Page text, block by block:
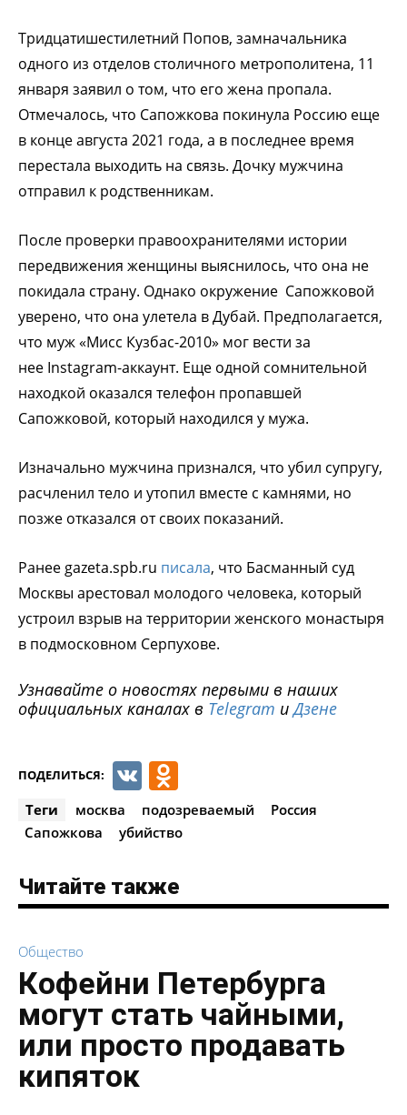
Тридцатишестилетний Попов, замначальника
одного из отделов столичного метрополитена, 11
января заявил о том, что его жена пропала.
Отмечалось, что Сапожкова покинула Россию еще
в конце августа 2021 года, а в последнее время
перестала выходить на связь. Дочку мужчина
отправил к родственникам.
После проверки правоохранителями истории
передвижения женщины выяснилось, что она не
покидала страну. Однако окружение Сапожковой
уверено, что она улетела в Дубай. Предполагается,
что муж «Мисс Кузбас-2010» мог вести за
нее Instagram-аккаунт. Еще одной сомнительной
находкой оказался телефон пропавшей
Сапожковой, который находился у мужа.
Изначально мужчина признался, что убил супругу,
расчленил тело и утопил вместе с камнями, но
позже отказался от своих показаний.
Ранее gazeta.spb.ru писала, что Басманный суд
Москвы арестовал молодого человека, который
устроил взрыв на территории женского монастыря
в подмосковном Серпухове.
Узнавайте о новостях первыми в наших
официальных каналах в Telegram иДзене
ПОДЕЛИТЬСЯ: VK
Теги москва подозреваемый
Россия
Сапожкова
убийство
Читайте также
Общество
Кофейни Петербурга
могут стать чайными,
или просто продавать
кипяток